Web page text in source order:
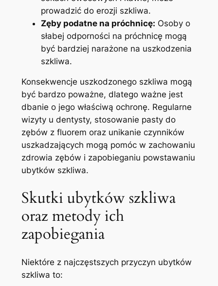
prowadzić do erozji szkliwa.
Zęby podatne na próchnicę: Osoby o
słabej odporności na próchnicę mogą
być bardziej narażone na uszkodzenia
szkliwa.
Konsekwencje uszkodzonego szkliwa mogą
być bardzo poważne, dlatego ważne jest
dbanie⁣ o jego właściwą ochronę. Regularne
wizyty u dentysty, stosowanie pasty do
zębów ⁣z fluorem oraz unikanie czynników
uszkadzających ‍mogą pomóc w zachowaniu
zdrowia zębów i zapobieganiu powstawaniu
ubytków⁢ szkliwa.
Skutki​ ubytków szkliwa
oraz metody ich
zapobiegania
Niektóre z najczęstszych przyczyn ubytków
szkliwa to: